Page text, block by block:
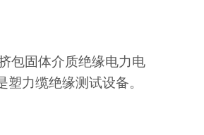
包固体介质绝缘电力电
力缆绝缘测试设备。